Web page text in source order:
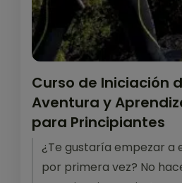
Curso de Iniciación
Aventura y
para Principiantes
¿Te gustaría empezar a
por primera vez? No